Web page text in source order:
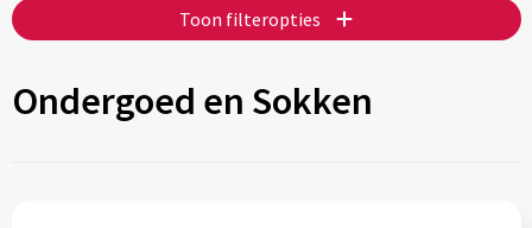
Toon filteropties
Ondergoed en Sokken